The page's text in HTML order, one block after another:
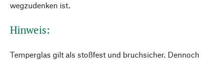
wegzudenken ist.
Hinweis:
Temperglas gilt als stoßfest und bruchsicher. Dennoch